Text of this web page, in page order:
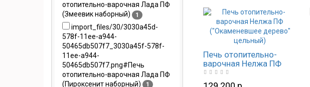
отопительно-варочная Лада ПФ
(Змеевик наборный)
1
import_files/30/3030a45d-
578f-11ee-a944-
50465db507f7_3030a45f-578f-
11ee-a944-
50465db507f7.png#Печь
отопительно-варочная Лада ПФ
(Пироксенит наборный)
1
Печь отопительно-
варочная Нелжа ПФ
("Окаменевшее дерево"
цельный)